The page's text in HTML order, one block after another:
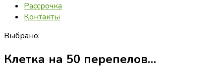
Рассрочка
Контакты
Выбрано:
Клетка на 50 перепелов…